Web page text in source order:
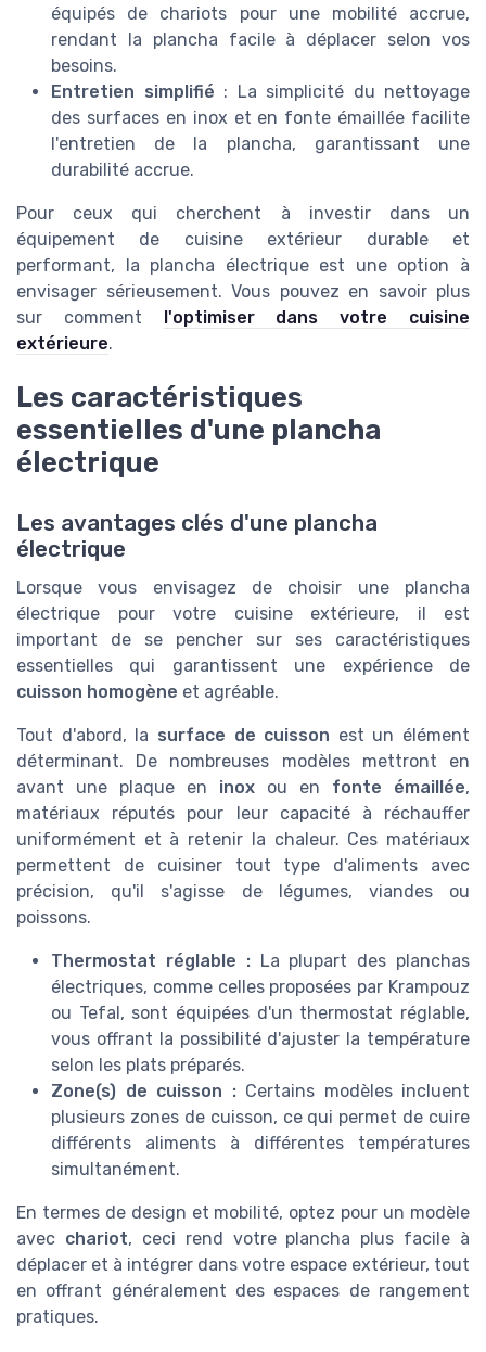
équipés de chariots pour une mobilité accrue,
rendant la plancha facile à déplacer selon vos
besoins.
Entretien simplifié : La simplicité du nettoyage
des surfaces en inox et en fonte émaillée facilite
l'entretien de la plancha, garantissant une
durabilité accrue.
Pour ceux qui cherchent à investir dans un
équipement de cuisine extérieur durable et
performant, la plancha électrique est une option à
envisager sérieusement. Vous pouvez en savoir plus
sur comment l'optimiser dans votre cuisine
extérieure.
Les caractéristiques
essentielles d'une plancha
électrique
Les avantages clés d'une plancha
électrique
Lorsque vous envisagez de choisir une plancha
électrique pour votre cuisine extérieure, il est
important de se pencher sur ses caractéristiques
essentielles qui garantissent une expérience de
cuisson homogène et agréable.
Tout d'abord, la surface de cuisson est un élément
déterminant. De nombreuses modèles mettront en
avant une plaque en inox ou en fonte émaillée,
matériaux réputés pour leur capacité à réchauffer
uniformément et à retenir la chaleur. Ces matériaux
permettent de cuisiner tout type d'aliments avec
précision, qu'il s'agisse de légumes, viandes ou
poissons.
Thermostat réglable :La plupart des planchas
électriques, comme celles proposées par Krampouz
ou Tefal, sont équipées d'un thermostat réglable,
vous offrant la possibilité d'ajuster la température
selon les plats préparés.
Zone(s) de cuisson :Certains modèles incluent
plusieurs zones de cuisson, ce qui permet de cuire
différents aliments à différentes températures
simultanément.
En termes de design et mobilité, optez pour un modèle
avec chariot, ceci rend votre plancha plus facile à
déplacer et à intégrer dans votre espace extérieur, tout
en offrant généralement des espaces de rangement
pratiques.